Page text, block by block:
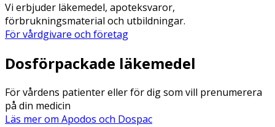
Vi erbjuder läkemedel, apoteksvaror,
förbrukningsmaterial och utbildningar.
För vårdgivare och företag
Dosförpackade läkemedel
För vårdens patienter eller för dig som vill prenumerera
på din medicin
Läs mer om Apodos och Dospac